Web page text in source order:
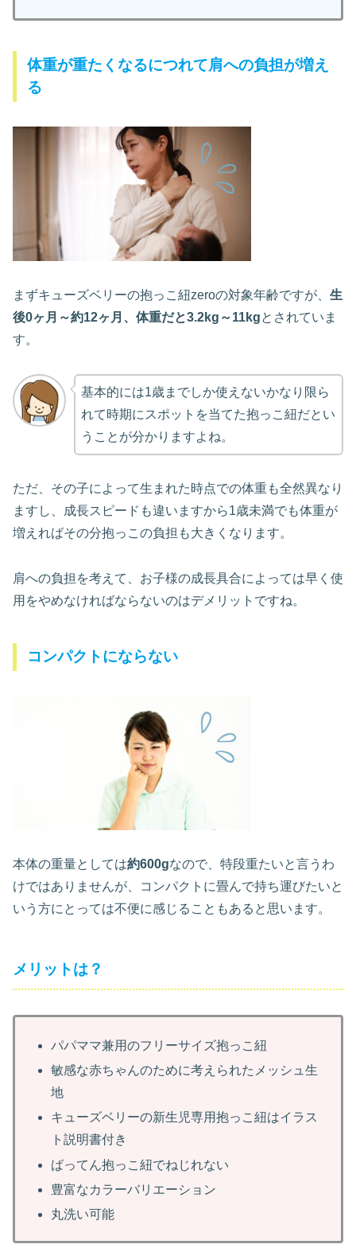
体重が重たくなるにつれて肩への負担が増え
る
まずキューズベリーの抱っこ紐zeroの対象年齢ですが、 生
後0ヶ月～約12ヶ月、体重だと3.2kg～11kgとされていま
す。
基本的には1歳までしか使えないかなり限ら
れて時期にスポットを当てた抱っこ紐だとい
うことが分かりますよね。
ただ、その子によって生まれた時点での体重も全然異なり
ますし、成長スピードも違いますから1歳未満でも体重が
増えればその分抱っこの負担も大きくなります。
肩への負担を考えて、お子様の成長具合によっては早く使
用をやめなければならないのはデメリットですね。
コンパクトにならない
本体の重量としては約600gなので、特段重たいと言うわ
けではありませんが、コンパクトに畳んで持ち運びたいと
いう方にとっては不便に感じることもあると思います。
メリットは？
パパママ兼用のフリーサイズ抱っこ紐
敏感な赤ちゃんのために考えられたメッシュ生
地
キューズベリーの新生児専用抱っこ紐はイラス
ト説明書付き
ばってん抱っこ紐でねじれない
豊富なカラーバリエーション
丸洗い可能